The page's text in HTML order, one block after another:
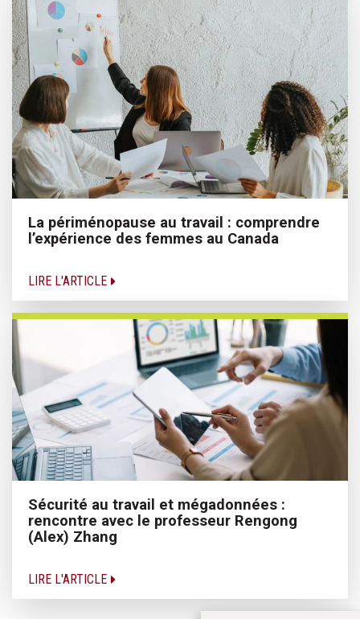
La périménopause au travail : comprendre
l’expérience des femmes au Canada
LIRE L'ARTICLE
Sécurité au travail et mégadonnées :
rencontre avec le professeur Rengong
(Alex) Zhang
LIRE L'ARTICLE